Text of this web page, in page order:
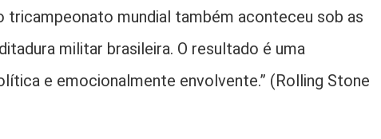
tricampeonato mundial também aconteceu sob as
militar brasileira. O resultado é uma
e emocionalmente envolvente.” (Rolling Stone